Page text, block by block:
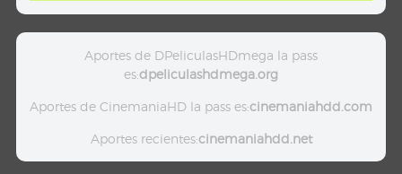
Aportes de DPeliculasHDmega la pass
es:dpeliculashdmega.org
Aportes de CinemaniaHD la pass es:cinemaniahdd.com
Aportes recientes:cinemaniahdd.net